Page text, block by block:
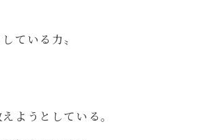
ている力〟
ようとしている。